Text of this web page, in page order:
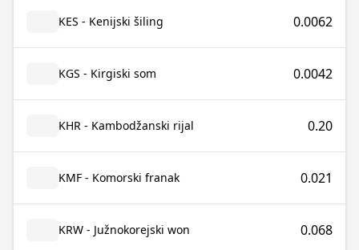
KES - Kenijski šiling 0.0062
KGS - Kirgiski som 0.0042
KHR - Kambodžanski rijal 0.20
KMF - Komorski franak 0.021
KRW - Južnokorejski won 0.068